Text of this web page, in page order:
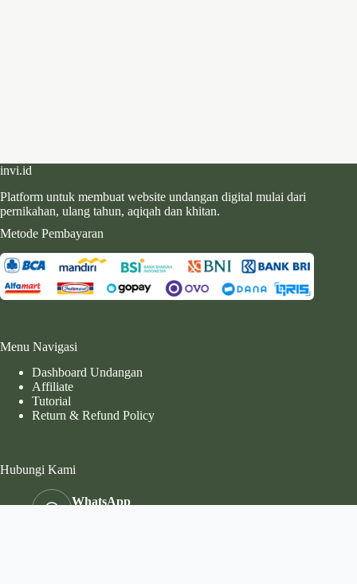
invi.id
Platform untuk membuat website undangan digital mulai dari
pernikahan, ulang tahun, aqiqah dan khitan.
Metode Pembayaran
Menu Navigasi
Dashboard Undangan
Affiliate
Tutorial
Return & Refund Policy
Hubungi Kami
WhatsApp